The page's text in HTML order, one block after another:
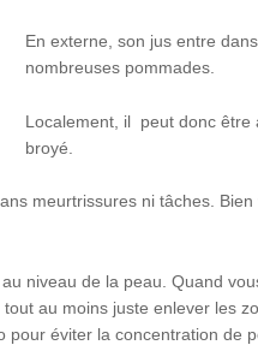
En externe, son jus entre
nombreuses pommades.
Localement, il peut donc être
broyé.
meurtrissures ni tâches.
niveau de la peau. Quand
au moins juste enlever les
pour éviter la concentration de